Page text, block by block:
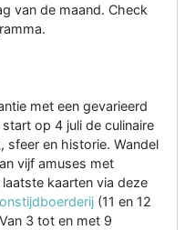
van de maand. Check
met een gevarieerd
op 4 juli de culinaire
sfeer en historie. Wandel
vijf amuses met
kaarten via deze
(11 en 12
3 tot en met 9